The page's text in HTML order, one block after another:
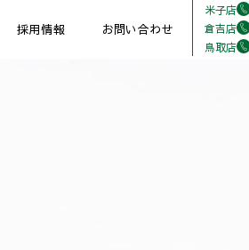
採用情報 お問い合わせ
米子店
倉吉店
鳥取店